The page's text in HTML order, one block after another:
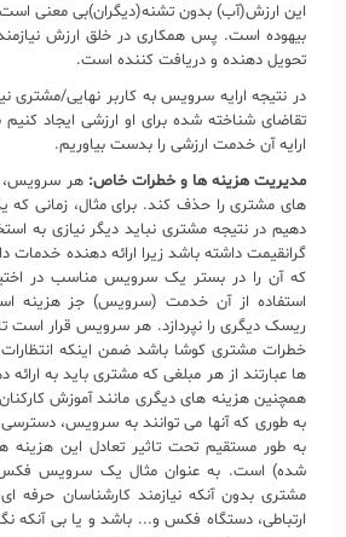
این ارزش(آب) بدون تشنه(دیگران)بی معنی
بیهوده است. پس همکاری در خلق ارزش
تحویل دهنده و دریافت کننده است.
در نتیجه ارایه سرویس به کاربر نهایی/مشتری
تقاضای شناخته شده برای او ارزشی ایجاد کنیم
ارایه آن خدمت ارزشی را بدست بیاوریم.
مدیریت هزینه ها و خطرات خاص: هر سرویس،
های مشتری را حذف کند. برای مثال، زمانی
دهیم در نتیجه مشتری نباید دیگر نیازی به
گرانقیمت داشته باشد زیرا ارائه دهنده
که آن را در بستر یک سرویس مناسب در
استفاده از آن خدمت (سرویس) جز هزینه
ریسک دیگری را نپردازد. هر سرویس قرار
خطرات مشتری کوشا باشد ضمن اینکه انتظارات
ها عبارتند از هر مبلغی که مشتری باید به
همچنین هزینه های دیگری مانند آموزش کارکنان
به طوری که آنها می توانند به سرویس،
به طور مستقیم تحت تاثیر تعادل این
شده) است. به عنوان مثال یک سرویس فکس
مشتری بدون آنکه نیازمند کارشناسان حرفه
ارتباطی، دستگاه فکس و... باشد و یا بی